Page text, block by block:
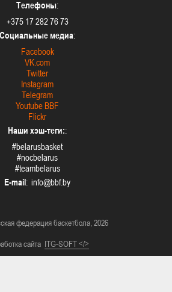
Телефоны:
+375 17 282 76 73
Социальные медиа:
Facebook
VK.com
Twitter
Instagram
Telegram
Youtube BBF
Flickr
Наши хэш-теги::
#belarusbasket
#nocbelarus
#teambelarus
E-mail:
федерация баскетбола, 2026
сайта ITG-SOFT </>